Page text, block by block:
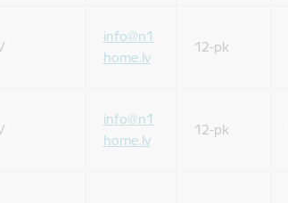
info@n1
home.lv
12-pk
info@n1
home.lv
12-pk